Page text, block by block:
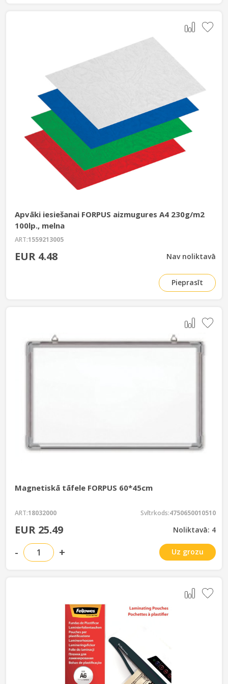
Apvāki iesiešanai FORPUS aizmugures A4 230g/m2
100lp., melna
ART:1559213005
EUR 4.48 Nav noliktavā
Pieprasīt
Magnetiskā tāfele FORPUS 60*45cm
ART:18032000 Svītrkods:4750650010510
EUR 25.49 Noliktavā: 4
- + Uz grozu